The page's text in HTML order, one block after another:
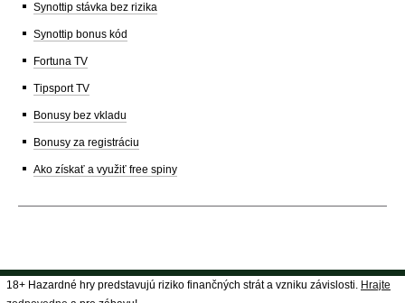
Synottip stávka bez rizika
Synottip bonus kód
Fortuna TV
Tipsport TV
Bonusy bez vkladu
Bonusy za registráciu
Ako získať a využiť free spiny
18+ Hazardné hry predstavujú riziko finančných strát a vzniku závislosti. Hrajte